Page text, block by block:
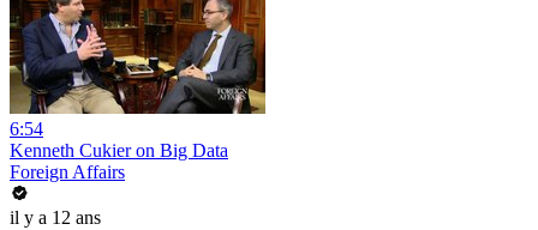
6:54
Kenneth Cukier on Big Data
Foreign Affairs
il y a 12 ans